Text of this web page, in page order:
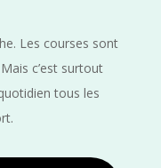
Les courses sont
c’est surtout
tous les